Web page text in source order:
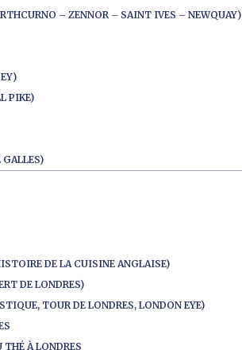
– ZENNOR – SAINT IVES – NEWQUAY)
PIKE)
GALLES)
DE LA CUISINE ANGLAISE)
DE LONDRES)
TOUR DE LONDRES, LONDON EYE)
À LONDRES